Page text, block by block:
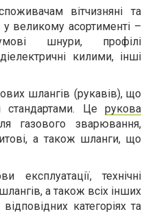
вітчизняні та
у великому асортименті –
шнури, профілі
килими, інші
шлангів (рукавів), що
стандартами. Це рукова
газового зварювання,
а також шланги, що
експлуатації, технічні
а також всіх інших
категоріях та